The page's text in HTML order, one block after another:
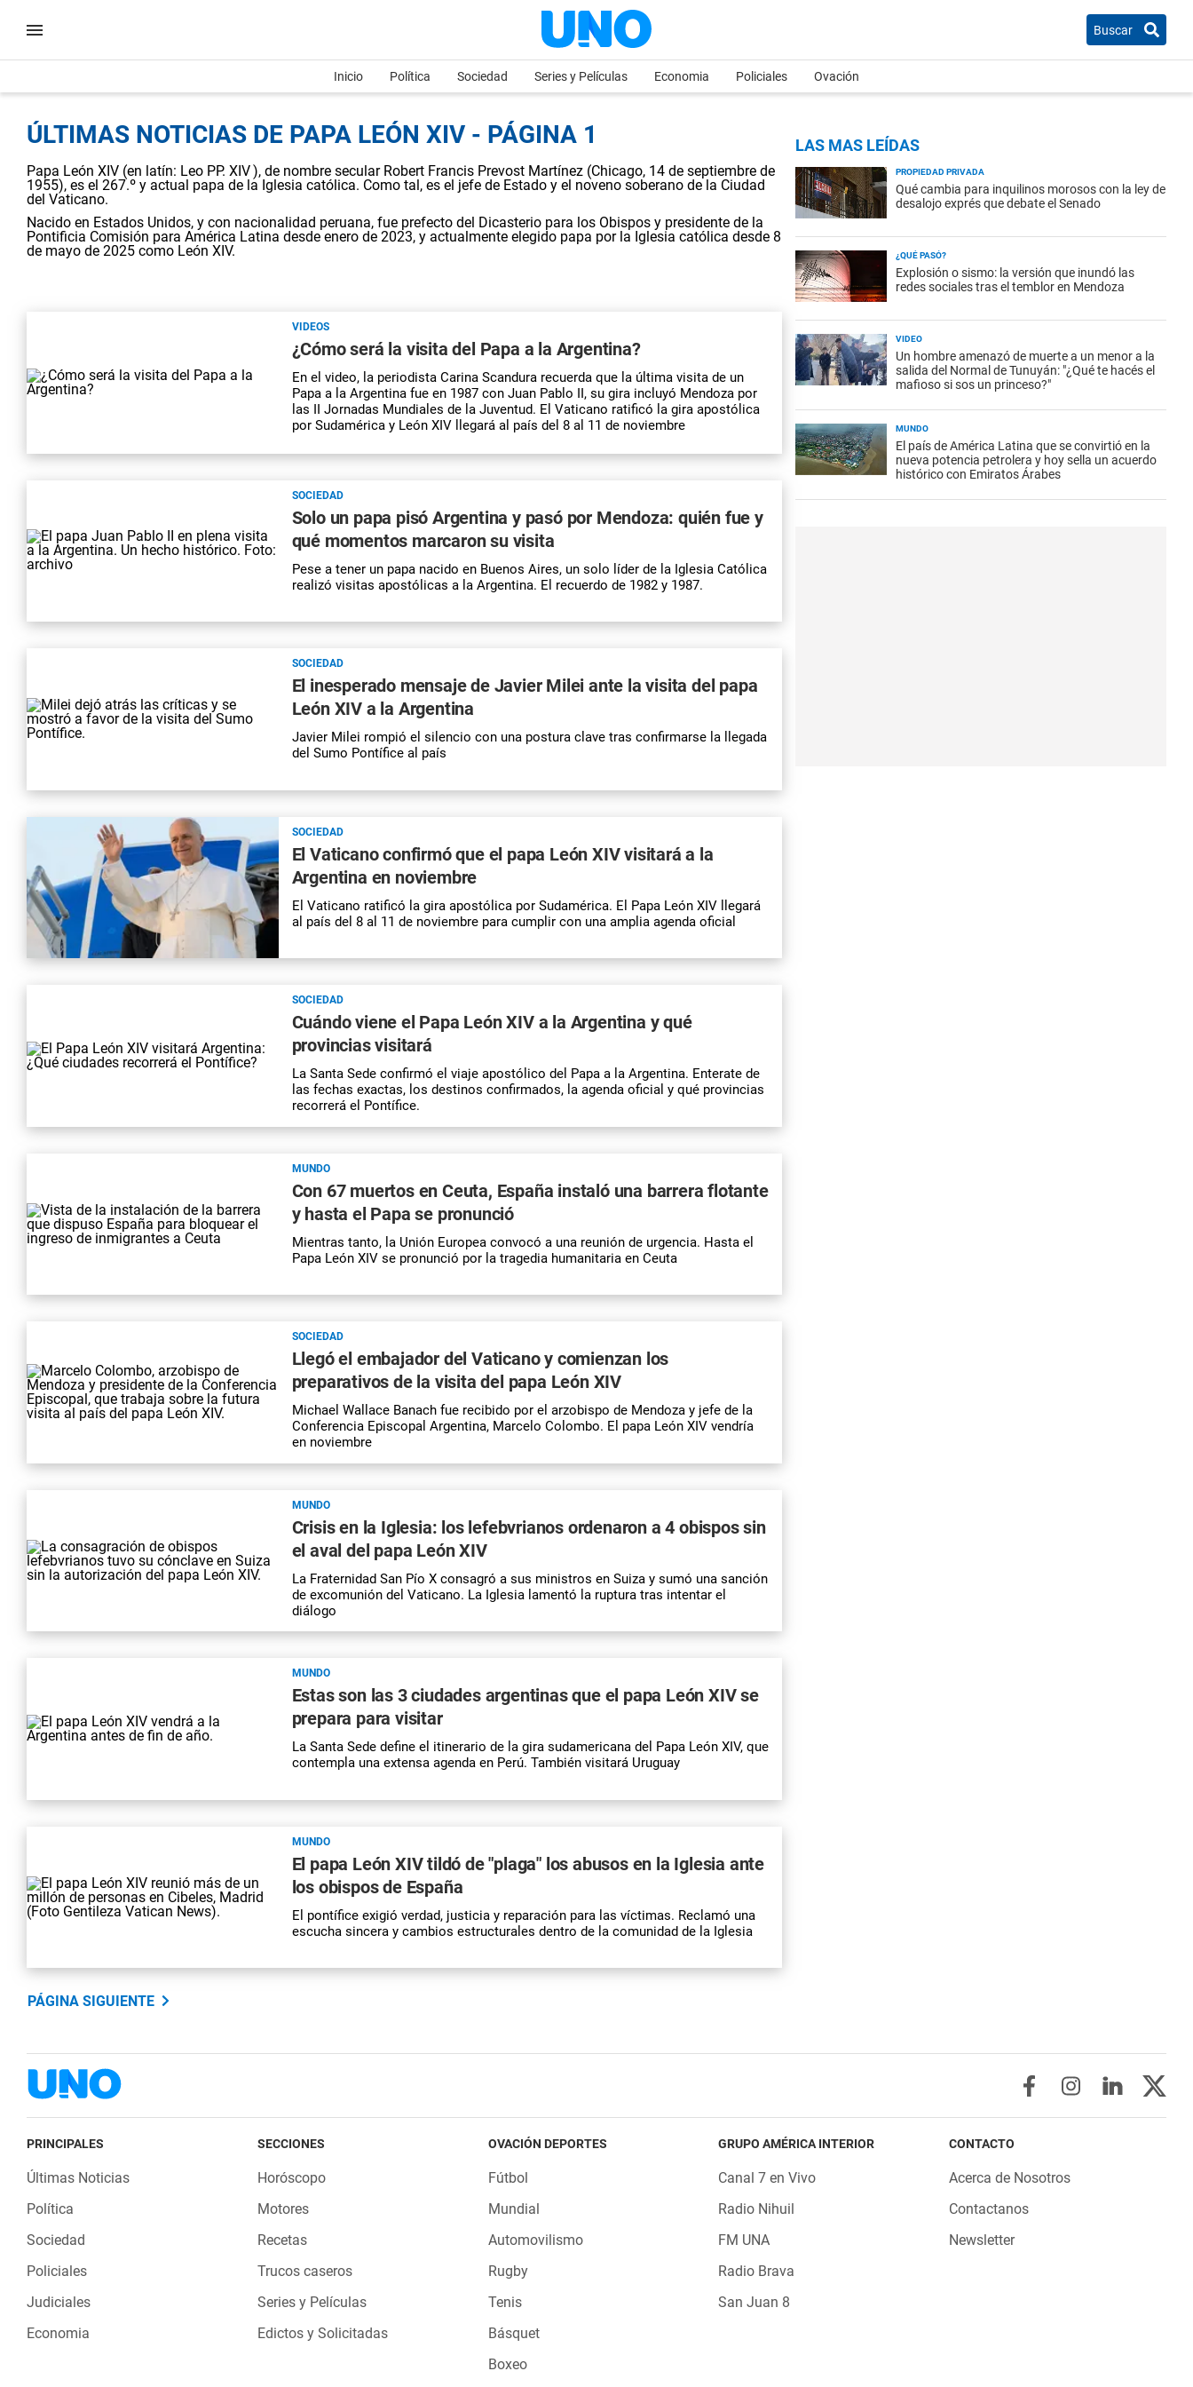
Buscar
Inicio Política Sociedad Series y Películas Economia Policiales Ovación
ÚLTIMAS NOTICIAS DE PAPA LEÓN XIV - PÁGINA 1
Papa León XIV (en latín: Leo PP. XIV ), de nombre secular Robert Francis Prevost Martínez (Chicago, 14 de septiembre de
1955), es el 267.º y actual papa de la Iglesia católica. Como tal, es el jefe de Estado y el noveno soberano de la Ciudad
del Vaticano.
Nacido en Estados Unidos, y con nacionalidad peruana, fue prefecto del Dicasterio para los Obispos y presidente de la
Pontificia Comisión para América Latina desde enero de 2023, y actualmente elegido papa por la Iglesia católica desde 8
de mayo de 2025 como León XIV.
VIDEOS
¿Cómo será la visita del Papa a la Argentina?
En el video, la periodista Carina Scandura recuerda que la última visita de un
Papa a la Argentina fue en 1987 con Juan Pablo II, su gira incluyó Mendoza por
las II Jornadas Mundiales de la Juventud. El Vaticano ratificó la gira apostólica
por Sudamérica y León XIV llegará al país del 8 al 11 de noviembre
SOCIEDAD
Solo un papa pisó Argentina y pasó por Mendoza: quién fue y
qué momentos marcaron su visita
Pese a tener un papa nacido en Buenos Aires, un solo líder de la Iglesia Católica
realizó visitas apostólicas a la Argentina. El recuerdo de 1982 y 1987.
SOCIEDAD
El inesperado mensaje de Javier Milei ante la visita del papa
León XIV a la Argentina
Javier Milei rompió el silencio con una postura clave tras confirmarse la llegada
del Sumo Pontífice al país
SOCIEDAD
El Vaticano confirmó que el papa León XIV visitará a la
Argentina en noviembre
El Vaticano ratificó la gira apostólica por Sudamérica. El Papa León XIV llegará
al país del 8 al 11 de noviembre para cumplir con una amplia agenda oficial
SOCIEDAD
Cuándo viene el Papa León XIV a la Argentina y qué
provincias visitará
La Santa Sede confirmó el viaje apostólico del Papa a la Argentina. Enterate de
las fechas exactas, los destinos confirmados, la agenda oficial y qué provincias
recorrerá el Pontífice.
MUNDO
Con 67 muertos en Ceuta, España instaló una barrera flotante
y hasta el Papa se pronunció
Mientras tanto, la Unión Europea convocó a una reunión de urgencia. Hasta el
Papa León XIV se pronunció por la tragedia humanitaria en Ceuta
SOCIEDAD
Llegó el embajador del Vaticano y comienzan los
preparativos de la visita del papa León XIV
Michael Wallace Banach fue recibido por el arzobispo de Mendoza y jefe de la
Conferencia Episcopal Argentina, Marcelo Colombo. El papa León XIV vendría
en noviembre
MUNDO
Crisis en la Iglesia: los lefebvrianos ordenaron a 4 obispos sin
el aval del papa León XIV
La Fraternidad San Pío X consagró a sus ministros en Suiza y sumó una sanción
de excomunión del Vaticano. La Iglesia lamentó la ruptura tras intentar el
diálogo
MUNDO
Estas son las 3 ciudades argentinas que el papa León XIV se
prepara para visitar
La Santa Sede define el itinerario de la gira sudamericana del Papa León XIV, que
contempla una extensa agenda en Perú. También visitará Uruguay
MUNDO
El papa León XIV tildó de "plaga" los abusos en la Iglesia ante
los obispos de España
El pontífice exigió verdad, justicia y reparación para las víctimas. Reclamó una
escucha sincera y cambios estructurales dentro de la comunidad de la Iglesia
PÁGINA SIGUIENTE
LAS MAS LEÍDAS
PROPIEDAD PRIVADA
Qué cambia para inquilinos morosos con la ley de
desalojo exprés que debate el Senado
¿QUÉ PASÓ?
Explosión o sismo: la versión que inundó las
redes sociales tras el temblor en Mendoza
VIDEO
Un hombre amenazó de muerte a un menor a la
salida del Normal de Tunuyán: "¿Qué te hacés el
mafioso si sos un princeso?"
MUNDO
El país de América Latina que se convirtió en la
nueva potencia petrolera y hoy sella un acuerdo
histórico con Emiratos Árabes
PRINCIPALES
Últimas Noticias
Política
Sociedad
Policiales
Judiciales
Economia
SECCIONES
Horóscopo
Motores
Recetas
Trucos caseros
Series y Películas
Edictos y Solicitadas
OVACIÓN DEPORTES
Fútbol
Mundial
Automovilismo
Rugby
Tenis
Básquet
Boxeo
GRUPO AMÉRICA INTERIOR
Canal 7 en Vivo
Radio Nihuil
FM UNA
Radio Brava
San Juan 8
CONTACTO
Acerca de Nosotros
Contactanos
Newsletter